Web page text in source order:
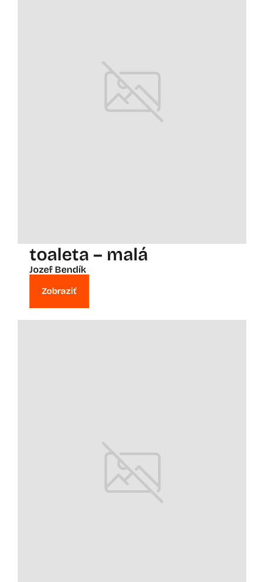
toaleta – malá
Jozef Bendík
Zobraziť